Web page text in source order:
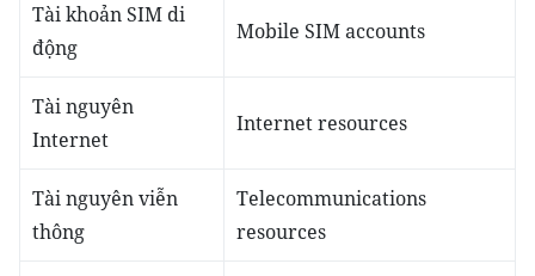
Tài khoản SIM di
động
Mobile SIM accounts
Tài nguyên
Internet
Internet resources
Tài nguyên viễn
thông
Telecommunications
resources